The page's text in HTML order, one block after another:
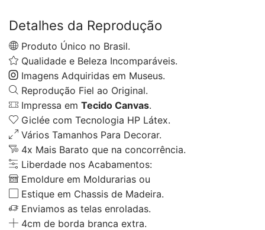
Detalhes da Reprodução
Produto Único no Brasil.
Qualidade e Beleza Incomparáveis.
Imagens Adquiridas em Museus.
Reprodução Fiel ao Original.
Impressa em Tecido Canvas.
Giclée com Tecnologia HP Látex.
Vários Tamanhos Para Decorar.
4x Mais Barato que na concorrência.
Liberdade nos Acabamentos:
Emoldure em Moldurarias ou
Estique em Chassis de Madeira.
Enviamos as telas enroladas.
4cm de borda branca extra.